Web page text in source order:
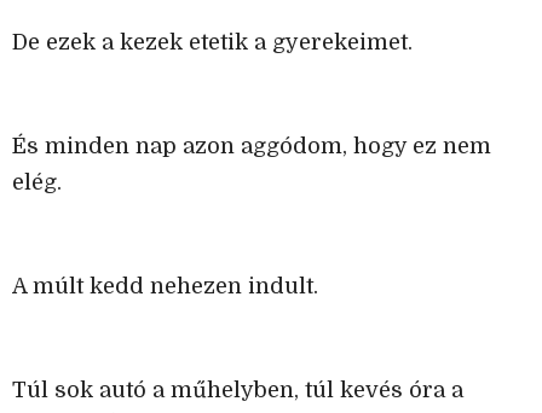
De ezek a kezek etetik a gyerekeimet.
És minden nap azon aggódom, hogy ez nem
elég.
A múlt kedd nehezen indult.
Túl sok autó a műhelyben, túl kevés óra a